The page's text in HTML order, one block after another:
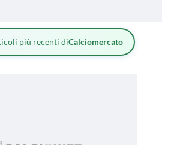
più recenti diCalciomercato